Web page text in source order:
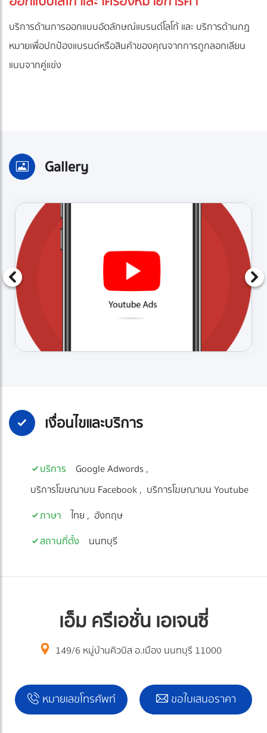
บริการด้านการออกแบบอัตลักษณ์แบรนด์โลโก้ และ บริการด้านกฏ
หมายเพื่อปกป้องแบรนด์หรือสินค้าของคุณจากการถูกลอกเลียน
แบบจากคู่แข่ง
Gallery
เงื่อนไขและบริการ
บริการ
Google Adwords
บริการโฆษณาบน Facebook
บริการโฆษณาบน Youtube
ภาษา
ไทย
อังกฤษ
สถานที่ตั้ง
นนทบุรี
เอ็ม ครีเอชั่น เอเจนซี่
149/6 หมู่บ้านคิวบิส อ.เมือง นนทบุรี 11000
หมายเลขโทรศัพท์ ขอใบเสนอราคา